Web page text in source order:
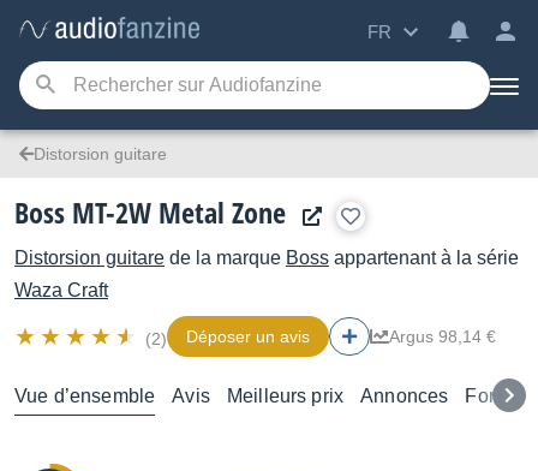
FR
Distorsion guitare
Boss MT-2W Metal Zone
Distorsion guitare de la marque Boss appartenant à la série
Waza Craft
(2) Déposer un avis Argus 98,14 €
Vue d’ensemble Avis Meilleurs prix Annonces Forums